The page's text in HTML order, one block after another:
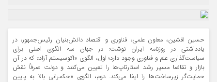
حسین افشین، معاون علمی، فناوری و اقتصاد دانش‌بنیان رئیس‌جمهور، در
یادداشتی در روزنامه ایران نوشت: در جهان سه الگوی اصلی برای
سیاست‌گذاری علم و فناوری وجود دارد؛ اول، الگوی «اکوسیستم آزاد» که در آن
بازار و تقاضا مسیر رشد استارتاپ‌ها را تعیین می‌کنند و دولت صرفاً نقش
حمایت‌گر زیرساخت‌ها را ایفا می‌کند. دوم، الگوی «حکمرانی بالا به پایین